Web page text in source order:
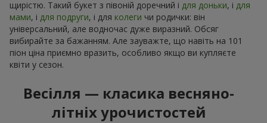
щирістю. Такий букет з півоній доречний і для доньки, і для
мами, і для подруги, і для колеги чи родички: він
універсальний, але водночас дуже виразний. Обсяг
вибирайте за бажанням. Але зауважте, що навіть на 101
піон ціна приємно вразить, особливо якщо ви купляєте
квіти у сезон.
Весілля — класика весняно-
літніх урочистостей